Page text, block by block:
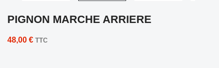
PIGNON MARCHE ARRIERE
48,00 € TTC